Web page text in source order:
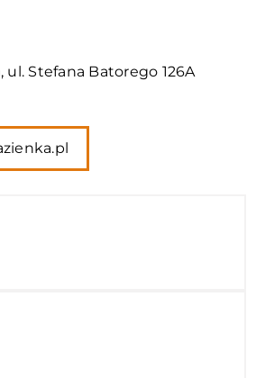
ul. Stefana Batorego 126A